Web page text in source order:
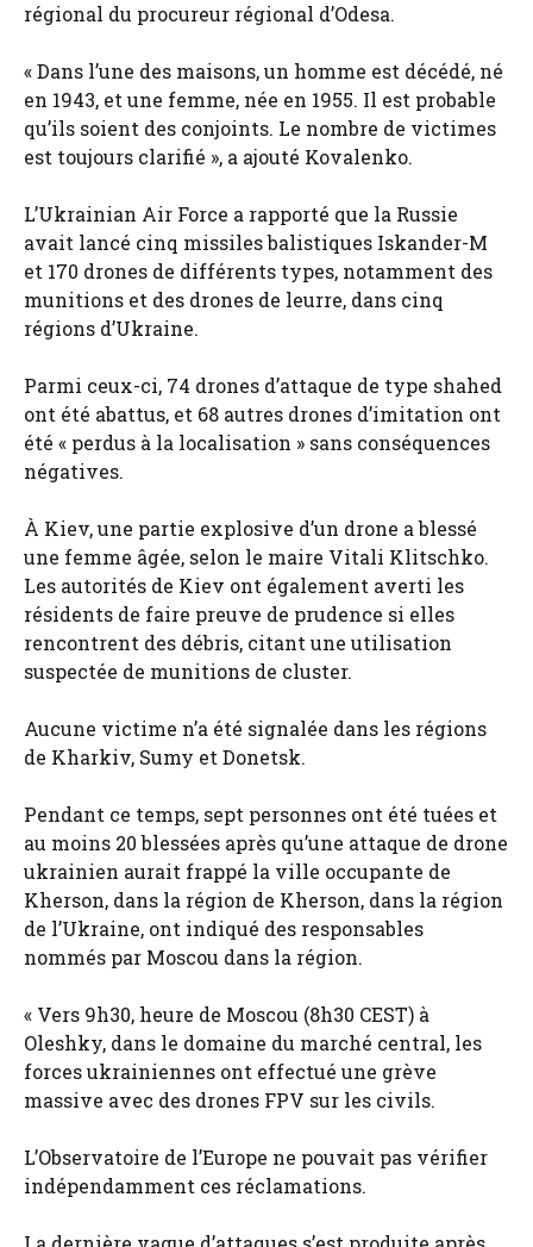
régional du procureur régional d’Odesa.
« Dans l’une des maisons, un homme est décédé, né
en 1943, et une femme, née en 1955. Il est probable
qu’ils soient des conjoints. Le nombre de victimes
est toujours clarifié », a ajouté Kovalenko.
L’Ukrainian Air Force a rapporté que la Russie
avait lancé cinq missiles balistiques Iskander-M
et 170 drones de différents types, notamment des
munitions et des drones de leurre, dans cinq
régions d’Ukraine.
Parmi ceux-ci, 74 drones d’attaque de type shahed
ont été abattus, et 68 autres drones d’imitation ont
été « perdus à la localisation » sans conséquences
négatives.
À Kiev, une partie explosive d’un drone a blessé
une femme âgée, selon le maire Vitali Klitschko.
Les autorités de Kiev ont également averti les
résidents de faire preuve de prudence si elles
rencontrent des débris, citant une utilisation
suspectée de munitions de cluster.
Aucune victime n’a été signalée dans les régions
de Kharkiv, Sumy et Donetsk.
Pendant ce temps, sept personnes ont été tuées et
au moins 20 blessées après qu’une attaque de drone
ukrainien aurait frappé la ville occupante de
Kherson, dans la région de Kherson, dans la région
de l’Ukraine, ont indiqué des responsables
nommés par Moscou dans la région.
« Vers 9h30, heure de Moscou (8h30 CEST) à
Oleshky, dans le domaine du marché central, les
forces ukrainiennes ont effectué une grève
massive avec des drones FPV sur les civils.
L’Observatoire de l’Europe ne pouvait pas vérifier
indépendamment ces réclamations.